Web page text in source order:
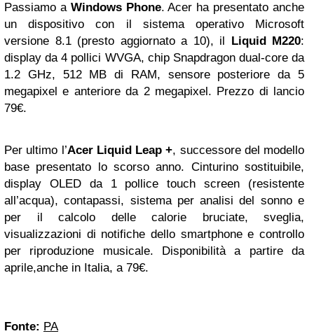
Passiamo a Windows Phone. Acer ha presentato anche
un dispositivo con il sistema operativo Microsoft
versione 8.1 (presto aggiornato a 10), il Liquid M220:
display da 4 pollici WVGA, chip Snapdragon dual-core da
1.2 GHz, 512 MB di RAM, sensore posteriore da 5
megapixel e anteriore da 2 megapixel. Prezzo di lancio
79€.
Per ultimo l’Acer Liquid Leap +, successore del modello
base presentato lo scorso anno. Cinturino sostituibile,
display OLED da 1 pollice touch screen (resistente
all’acqua), contapassi, sistema per analisi del sonno e
per il calcolo delle calorie bruciate, sveglia,
visualizzazioni di notifiche dello smartphone e controllo
per riproduzione musicale. Disponibilità a partire da
aprile,anche in Italia, a 79€.
Fonte: PA